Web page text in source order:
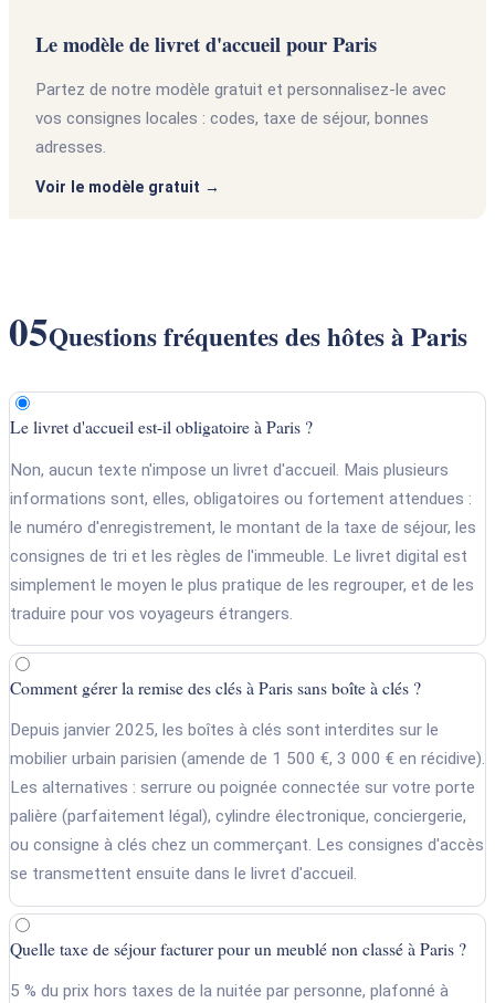
Le modèle de livret d'accueil pour Paris
Partez de notre modèle gratuit et personnalisez-le avec
vos consignes locales : codes, taxe de séjour, bonnes
adresses.
Voir le modèle gratuit
05Questions fréquentes des hôtes à Paris
Le livret d'accueil est-il obligatoire à Paris ?
Non, aucun texte n'impose un livret d'accueil. Mais plusieurs
informations sont, elles, obligatoires ou fortement attendues :
le numéro d'enregistrement, le montant de la taxe de séjour, les
consignes de tri et les règles de l'immeuble. Le livret digital est
simplement le moyen le plus pratique de les regrouper, et de les
traduire pour vos voyageurs étrangers.
Comment gérer la remise des clés à Paris sans boîte à clés ?
Depuis janvier 2025, les boîtes à clés sont interdites sur le
mobilier urbain parisien (amende de 1 500 €, 3 000 € en récidive).
Les alternatives : serrure ou poignée connectée sur votre porte
palière (parfaitement légal), cylindre électronique, conciergerie,
ou consigne à clés chez un commerçant. Les consignes d'accès
se transmettent ensuite dans le livret d'accueil.
Quelle taxe de séjour facturer pour un meublé non classé à Paris ?
5 % du prix hors taxes de la nuitée par personne, plafonné à